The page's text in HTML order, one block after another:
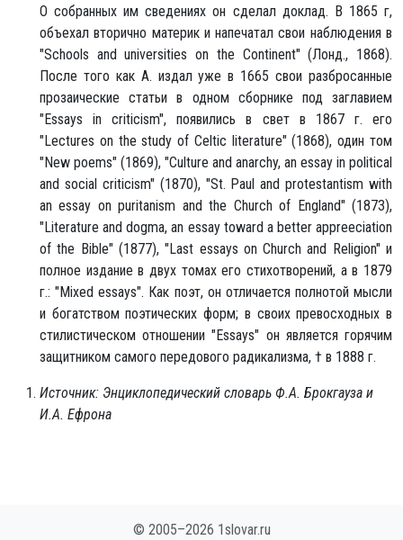
О собранных им сведениях он сделал доклад. В 1865 г,
объехал вторично материк и напечатал свои наблюдения в
"Schools and universities on the Continent" (Лонд., 1868).
После того как А. издал уже в 1665 свои разбросанные
прозаические статьи в одном сборнике под заглавием
"Essays in criticism", появились в свет в 1867 г. его
"Lectures on the study of Celtic literature" (1868), один том
"New poems" (1869), "Culture and anarchy, an essay in political
and social criticism" (1870), "St. Paul and protestantism with
an essay on puritanism and the Church of England" (1873),
"Literature and dogma, an essay toward a better appreeciation
of the Bible" (1877), "Last essays on Church and Religion" и
полное издание в двух томах его стихотворений, а в 1879
г.: "Mixed essays". Как поэт, он отличается полнотой мысли
и богатством поэтических форм; в своих превосходных в
стилистическом отношении "Essays" он является горячим
защитником самого передового радикализма, † в 1888 г.
Источник: Энциклопедический словарь Ф.А. Брокгауза и
И.А. Ефрона
© 2005–2026 1slovar.ru